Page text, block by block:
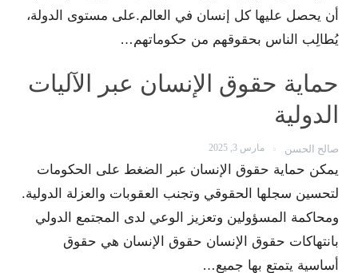
أن يحصل عليها كل إنسان في العالم.على مستوى الدولة،
يُطالِب الناس بحقوقهم من حكوماتهم…
حماية حقوق الإنسان عبر الآليات
الدولية
صالح الحسن مارس 3, 2025
يمكن حماية حقوق الإنسان عبر الضغط على الحكومات
لتحسين سجلها الحقوقي وتجنب العقوبات والعزلة الدولية.
ومحاكمة المسؤولين وتعزيز الوعي لدى المجتمع الدولي
بانتهاكات حقوق الإنسان حقوق الإنسان هي حقوق
أساسية يتمتع بها جميع…